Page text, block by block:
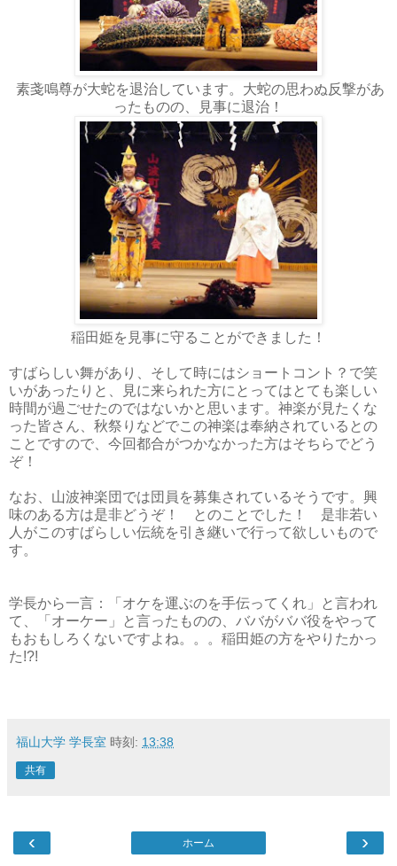
素戔鳴尊が大蛇を退治しています。大蛇の思わぬ反撃があ
ったものの、見事に退治！
稲田姫を見事に守ることができました！
すばらしい舞があり、そして時にはショートコント？で笑
いがあったりと、見に来られた方にとってはとても楽しい
時間が過ごせたのではないかと思います。神楽が見たくな
った皆さん、秋祭りなどでこの神楽は奉納されているとの
ことですので、今回都合がつかなかった方はそちらでどう
ぞ！
なお、山波神楽団では団員を募集されているそうです。興
味のある方は是非どうぞ！ とのことでした！ 是非若い
人がこのすばらしい伝統を引き継いで行って欲しいもので
す。
学長から一言：「オケを運ぶのを手伝ってくれ」と言われ
て、「オーケー」と言ったものの、ババがババ役をやって
もおもしろくないですよね。。。稲田姫の方をやりたかっ
た!?!
福山大学 学長室 時刻: 13:38
共有
‹ ›
ホーム